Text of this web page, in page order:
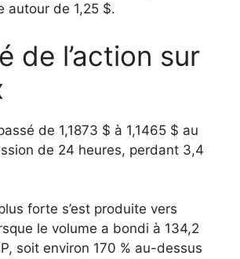
autour de 1,25 $.
de l’action sur
de 1,1873 $ à 1,1465 $ au
de 24 heures, perdant 3,4
forte s’est produite vers
le volume a bondi à 134,2
soit environ 170 % au-dessus